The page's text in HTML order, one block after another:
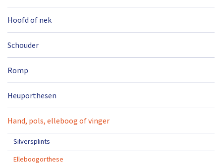
Hoofd of nek
Schouder
Romp
Heuporthesen
Hand, pols, elleboog of vinger
Silversplints
Elleboogorthese